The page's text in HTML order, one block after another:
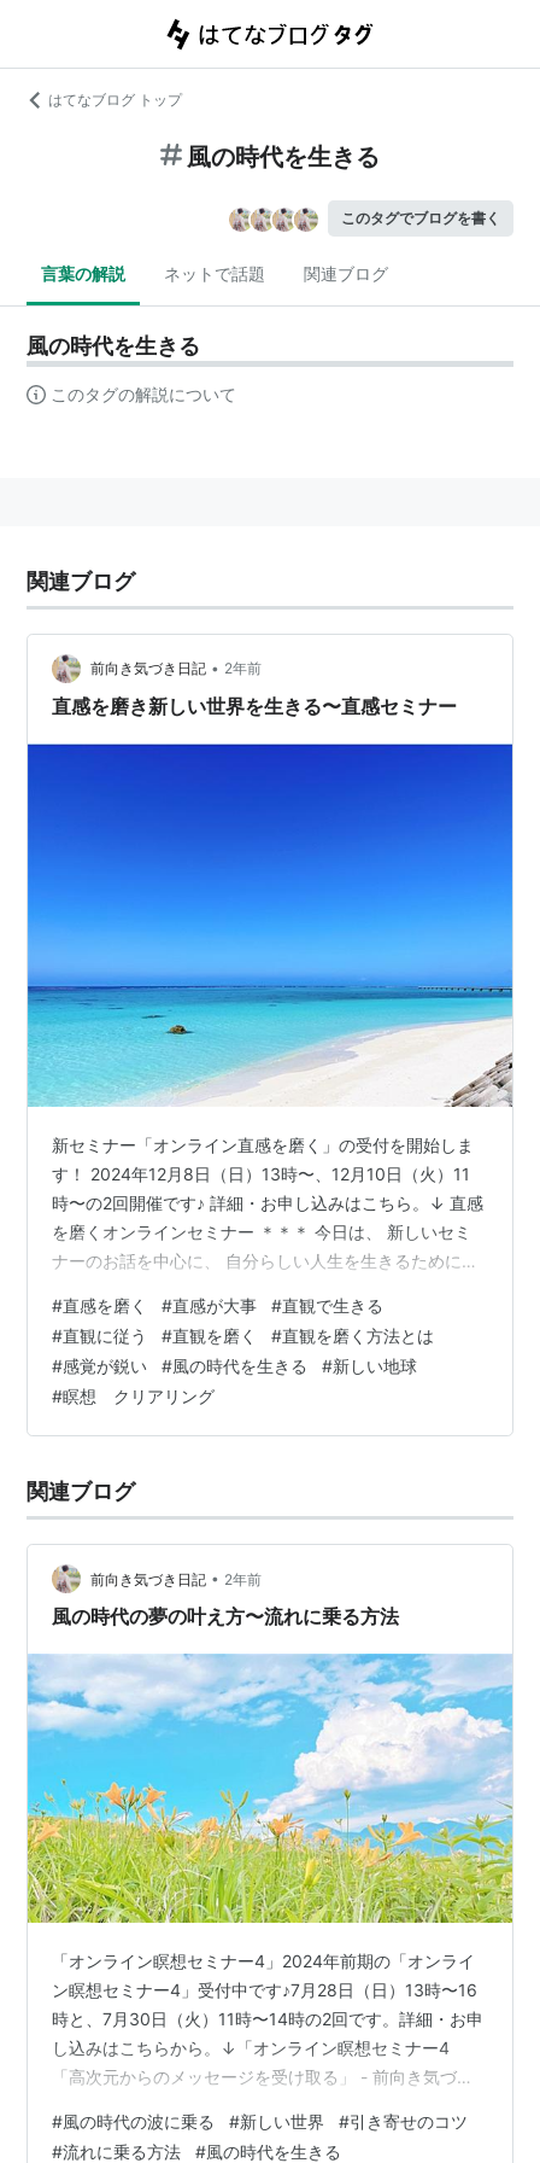
はてなブログ トップ
風の時代を生きる
このタグでブログを書く
言葉の解説 ネットで話題 関連ブログ
風の時代を生きる
このタグの解説について
関連ブログ
前向き気づき日記 • 2年前
直感を磨き新しい世界を生きる〜直感セミナー
新セミナー「オンライン直感を磨く」の受付を開始しま
す！ 2024年12月8日（日）13時〜、12月10日（火）11
時〜の2回開催です♪ 詳細・お申し込みはこちら。↓ 直感
を磨くオンラインセミナー ＊＊＊ 今日は、 新しいセミ
ナーのお話を中心に、 自分らしい人生を生きるために、
うして直感を磨くことが大事なのか？についてお話しし
ます。 直感を磨くことについてご興味のある方は 長くな
りましたが、ぜひ読んでみてくださいね(^^) ・ 今日も秋
の澄んだ日差しがキラキラ輝く美しい一日でした。 部屋
に入る日差しもずいぶん深くなり、 花瓶のお花たちも心
#直感を磨く #直感が大事 #直観で生きる
#直観に従う #直観を磨く #直観を磨く方法とは
#感覚が鋭い #風の時代を生きる #新しい地球
#瞑想 クリアリング
関連ブログ
前向き気づき日記 • 2年前
風の時代の夢の叶え方〜流れに乗る方法
「オンライン瞑想セミナー4」2024年前期の「オンライ
ン瞑想セミナー4」受付中です♪7月28日（日）13時〜16
時と、7月30日（火）11時〜14時の2回です。詳細・お申
し込みはこちらから。↓「オンライン瞑想セミナー4
「高次元からのメッセージを受け取る」 - 前向き気づき
を細かく描いて追いかけるのではなく、 方向性を決めて
#風の時代の波に乗る #新しい世界 #引き寄せのコツ
#流れに乗る方法 #風の時代を生きる